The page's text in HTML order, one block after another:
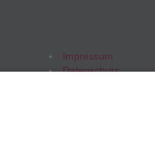
Impressum
Datenschutz